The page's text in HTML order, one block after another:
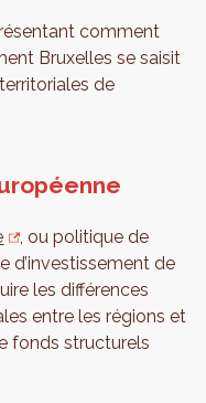
comment
Bruxelles se saisit
de
, ou politique de
d’investissement de
les différences
entre les régions et
fonds structurels